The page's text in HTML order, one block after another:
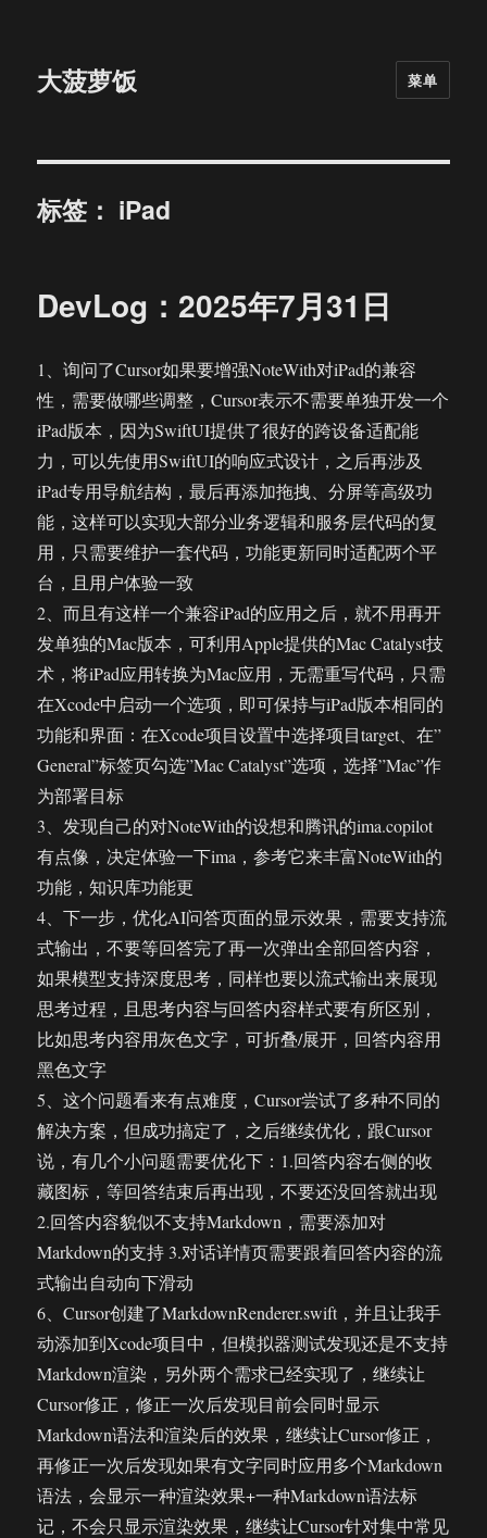
大菠萝饭 菜单
标签： iPad
DevLog：2025年7月31日
1、询问了Cursor如果要增强NoteWith对iPad的兼容
性，需要做哪些调整，Cursor表示不需要单独开发一个
iPad版本，因为SwiftUI提供了很好的跨设备适配能
力，可以先使用SwiftUI的响应式设计，之后再涉及
iPad专用导航结构，最后再添加拖拽、分屏等高级功
能，这样可以实现大部分业务逻辑和服务层代码的复
用，只需要维护一套代码，功能更新同时适配两个平
台，且用户体验一致
2、而且有这样一个兼容iPad的应用之后，就不用再开
发单独的Mac版本，可利用Apple提供的Mac Catalyst技
术，将iPad应用转换为Mac应用，无需重写代码，只需
在Xcode中启动一个选项，即可保持与iPad版本相同的
功能和界面：在Xcode项目设置中选择项目target、在”
General”标签页勾选”Mac Catalyst”选项，选择”Mac”作
为部署目标
3、发现自己的对NoteWith的设想和腾讯的ima.copilot
有点像，决定体验一下ima，参考它来丰富NoteWith的
功能，知识库功能更
4、下一步，优化AI问答页面的显示效果，需要支持流
式输出，不要等回答完了再一次弹出全部回答内容，
如果模型支持深度思考，同样也要以流式输出来展现
思考过程，且思考内容与回答内容样式要有所区别，
比如思考内容用灰色文字，可折叠/展开，回答内容用
黑色文字
5、这个问题看来有点难度，Cursor尝试了多种不同的
解决方案，但成功搞定了，之后继续优化，跟Cursor
说，有几个小问题需要优化下：1.回答内容右侧的收
藏图标，等回答结束后再出现，不要还没回答就出现
2.回答内容貌似不支持Markdown，需要添加对
Markdown的支持 3.对话详情页需要跟着回答内容的流
式输出自动向下滑动
6、Cursor创建了MarkdownRenderer.swift，并且让我手
动添加到Xcode项目中，但模拟器测试发现还是不支持
Markdown渲染，另外两个需求已经实现了，继续让
Cursor修正，修正一次后发现目前会同时显示
Markdown语法和渲染后的效果，继续让Cursor修正，
再修正一次后发现如果有文字同时应用多个Markdown
语法，会显示一种渲染效果+一种Markdown语法标
记，不会只显示渲染效果，继续让Cursor针对集中常见